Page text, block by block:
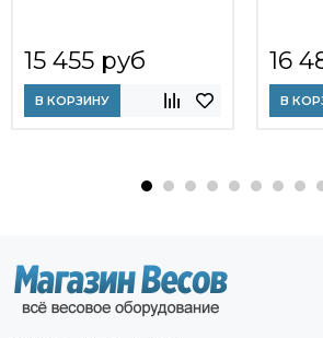
15 455 руб
В КОРЗИНУ
16
В